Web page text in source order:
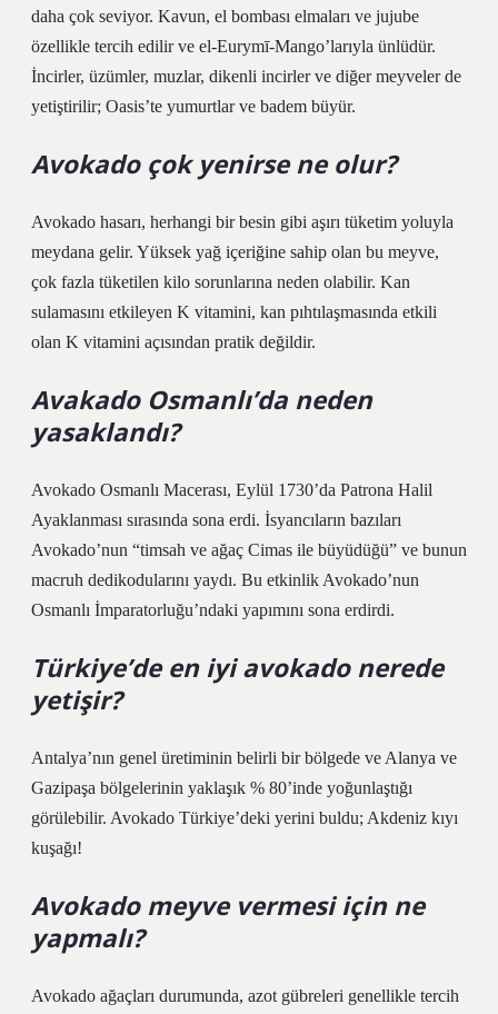
daha çok seviyor. Kavun, el bombası elmaları ve jujube
özellikle tercih edilir ve el-Eurymī-Mango’larıyla ünlüdür.
İncirler, üzümler, muzlar, dikenli incirler ve diğer meyveler de
yetiştirilir; Oasis’te yumurtlar ve badem büyür.
Avokado çok yenirse ne olur?
Avokado hasarı, herhangi bir besin gibi aşırı tüketim yoluyla
meydana gelir. Yüksek yağ içeriğine sahip olan bu meyve,
çok fazla tüketilen kilo sorunlarına neden olabilir. Kan
sulamasını etkileyen K vitamini, kan pıhtılaşmasında etkili
olan K vitamini açısından pratik değildir.
Avakado Osmanlı’da neden
yasaklandı?
Avokado Osmanlı Macerası, Eylül 1730’da Patrona Halil
Ayaklanması sırasında sona erdi. İsyancıların bazıları
Avokado’nun “timsah ve ağaç Cimas ile büyüdüğü” ve bunun
macruh dedikodularını yaydı. Bu etkinlik Avokado’nun
Osmanlı İmparatorluğu’ndaki yapımını sona erdirdi.
Türkiye’de en iyi avokado nerede
yetişir?
Antalya’nın genel üretiminin belirli bir bölgede ve Alanya ve
Gazipaşa bölgelerinin yaklaşık % 80’inde yoğunlaştığı
görülebilir. Avokado Türkiye’deki yerini buldu; Akdeniz kıyı
kuşağı!
Avokado meyve vermesi için ne
yapmalı?
Avokado ağaçları durumunda, azot gübreleri genellikle tercih